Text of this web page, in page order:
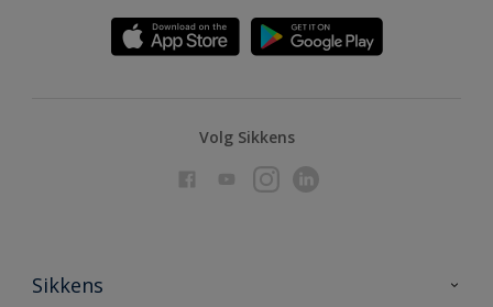
Volg Sikkens
Sikkens